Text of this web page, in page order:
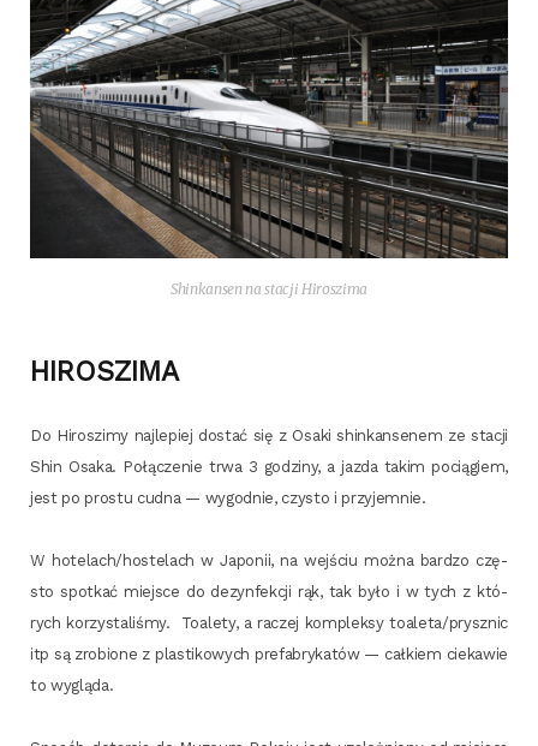
Shin­kan­sen na sta­cji Hiroszima
HIROSZIMA
Do Hiro­szi­my naj­le­piej dostać się z Osa­ki shin­kan­se­nem ze sta­cji
Shin Osa­ka. Połą­cze­nie trwa 3 godzi­ny, a jaz­da takim pocią­giem,
jest po pro­stu cud­na — wygod­nie, czy­sto i przyjemnie.
W hotelach/hostelach w Japo­nii, na wej­ściu moż­na bar­dzo czę­
sto spo­tkać miej­sce do dezyn­fek­cji rąk, tak było i w tych z któ­
rych korzy­sta­li­śmy. Toa­le­ty, a raczej kom­plek­sy toaleta/prysznic
itp są zro­bio­ne z pla­sti­ko­wych pre­fa­bry­ka­tów — cał­kiem cie­ka­wie
to wygląda.